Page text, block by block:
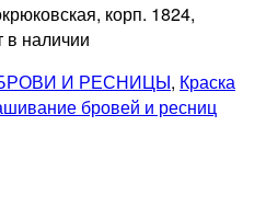
корп. 1824,
в наличии
И РЕСНИЦЫ, Краска
бровей и ресниц